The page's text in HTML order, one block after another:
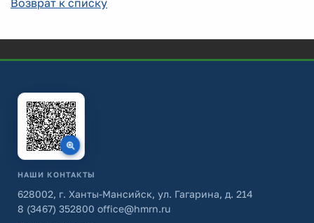
Возврат к списку
НАШИ КОНТАКТЫ
628002, г. Ханты-Мансийск, ул. Гагарина, д. 214
8 (3467) 352800 office@hmrn.ru